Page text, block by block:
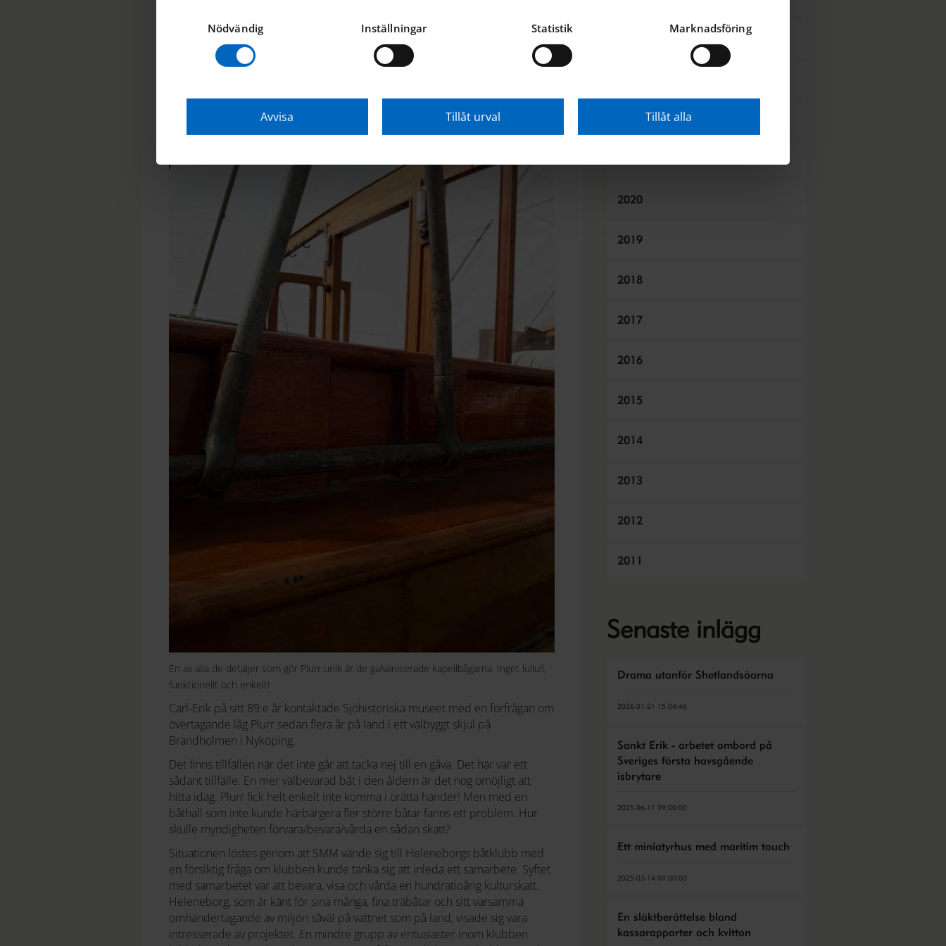
Nödvändig
Inställningar Statistik Marknadsföring
Avvisa Tillåt urval Tillåt alla
2020
2019
2018
2017
2016
2015
2014
2013
2012
2011
Senaste inlägg
Drama utanför Shetlandsöarna
2026-01-21 15:04:46
Sankt Erik - arbetet ombord på
Sveriges första havsgående
isbrytare
2025-06-11 09:00:00
Ett miniatyrhus med maritim touch
2025-03-14 09:00:00
En släktberättelse bland
kassarapporter och kvitton
har därefter i över 70 år vårdat och använt honom (Carl-Erik är noga med att
Plurr är en han). Pappa Arcini gick bort alltför tidigt i början av 1950-talet och
brodern Thorsten flyttade från Nyköping. Plurr förvaltades och vårdades
tillbaka till Nyköping.
En av alla de detaljer som gör Plurr unik är de galvaniserade kapellbågarna. Inget lullull,
funktionellt och enkelt!
Carl-Erik på sitt 89:e år kontaktade Sjöhistoriska museet med en förfrågan om
övertagande låg Plurr sedan flera år på land i ett välbyggt skjul på
Brandholmen i Nyköping.
Det finns tillfällen när det inte går att tacka nej till en gåva. Det här var ett
sådant tillfälle. En mer välbevarad båt i den åldern är det nog omöjligt att
hitta idag. Plurr fick helt enkelt inte komma i orätta händer! Men med en
båthall som inte kunde härbärgera fler större båtar fanns ett problem. Hur
skulle myndigheten förvara/bevara/vårda en sådan skatt?
Situationen löstes genom att SMM vände sig till Heleneborgs båtklubb med
en försiktig fråga om klubben kunde tänka sig att inleda ett samarbete. Syftet
med samarbetet var att bevara, visa och vårda en hundratioårig kulturskatt.
Heleneborg, som är känt för sina många, fina träbåtar och sitt varsamma
omhändertagande av miljön såväl på vattnet som på land, visade sig vara
intresserade av projektet. En mindre grupp av entusiaster inom klubben